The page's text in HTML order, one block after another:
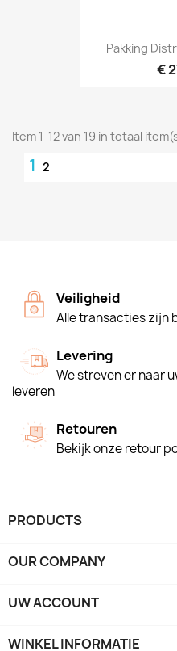
Pakking
€
Item 1-12 van 19 in totaal
1 2
Veiligheid
Alle transacties zijn
Levering
We streven er naar
leveren
Retouren
Bekijk onze retour
PRODUCTS
OUR COMPANY
UW ACCOUNT
WINKEL INFORMATIE